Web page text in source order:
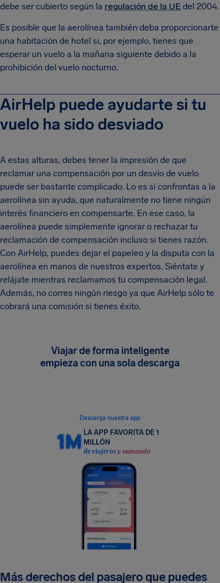
debe ser cubierto según la regulación de la UEdel 2004.
Es posible que la aerolínea también deba proporcionarte
una habitación de hotel si, por ejemplo, tienes que
esperar un vuelo a la mañana siguiente debido a la
prohibición del vuelo nocturno.
AirHelp puede ayudarte si tu
vuelo ha sido desviado
A estas alturas, debes tener la impresión de que
reclamar una compensación por un desvío de vuelo
puede ser bastante complicado. Lo es si confrontas a la
aerolínea sin ayuda, que naturalmente no tiene ningún
interés financiero en compensarte. En ese caso, la
aerolínea puede simplemente ignorar o rechazar tu
reclamación de compensación incluso si tienes razón.
Con AirHelp, puedes dejar el papeleo y la disputa con la
aerolínea en manos de nuestros expertos. Siéntate y
relájate mientras reclamamos tu compensación legal.
Además, no corres ningún riesgo ya que AirHelp sólo te
cobrará una comisión si tienes éxito.
Viajar de forma inteligente
empieza con una sola descarga
Descarga nuestra app
LA APP FAVORITA DE 1
MILLÓN
de viajeros y sumando
Más derechos del pasajero que puedes